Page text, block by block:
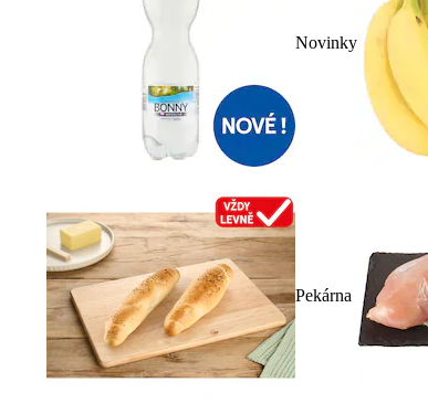
Novinky
Pekárna